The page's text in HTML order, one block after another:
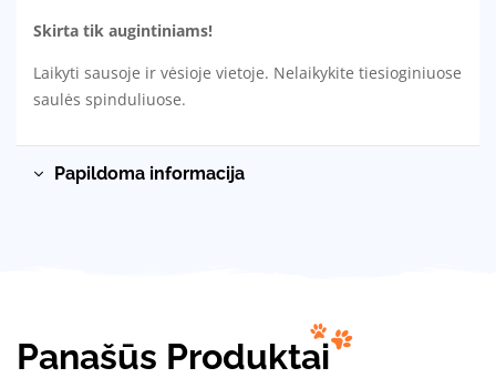
Skirta tik augintiniams!
Laikyti sausoje ir vėsioje vietoje. Nelaikykite tiesioginiuose
saulės spinduliuose.
Papildoma informacija
Panašūs Produktai